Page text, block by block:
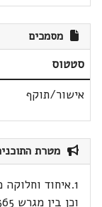
מסמכים
סטטוס
אישור/תוקף
מטרת